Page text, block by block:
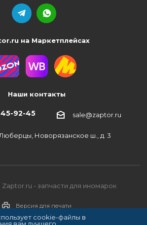
на Маркетплейсах
Наши контакты
92-45 sale@zaptor.ru
Новорязанское ш., д. 3
Zaptor.ru - запчасти для иномарок
Версия для печати
cookie-файлы в